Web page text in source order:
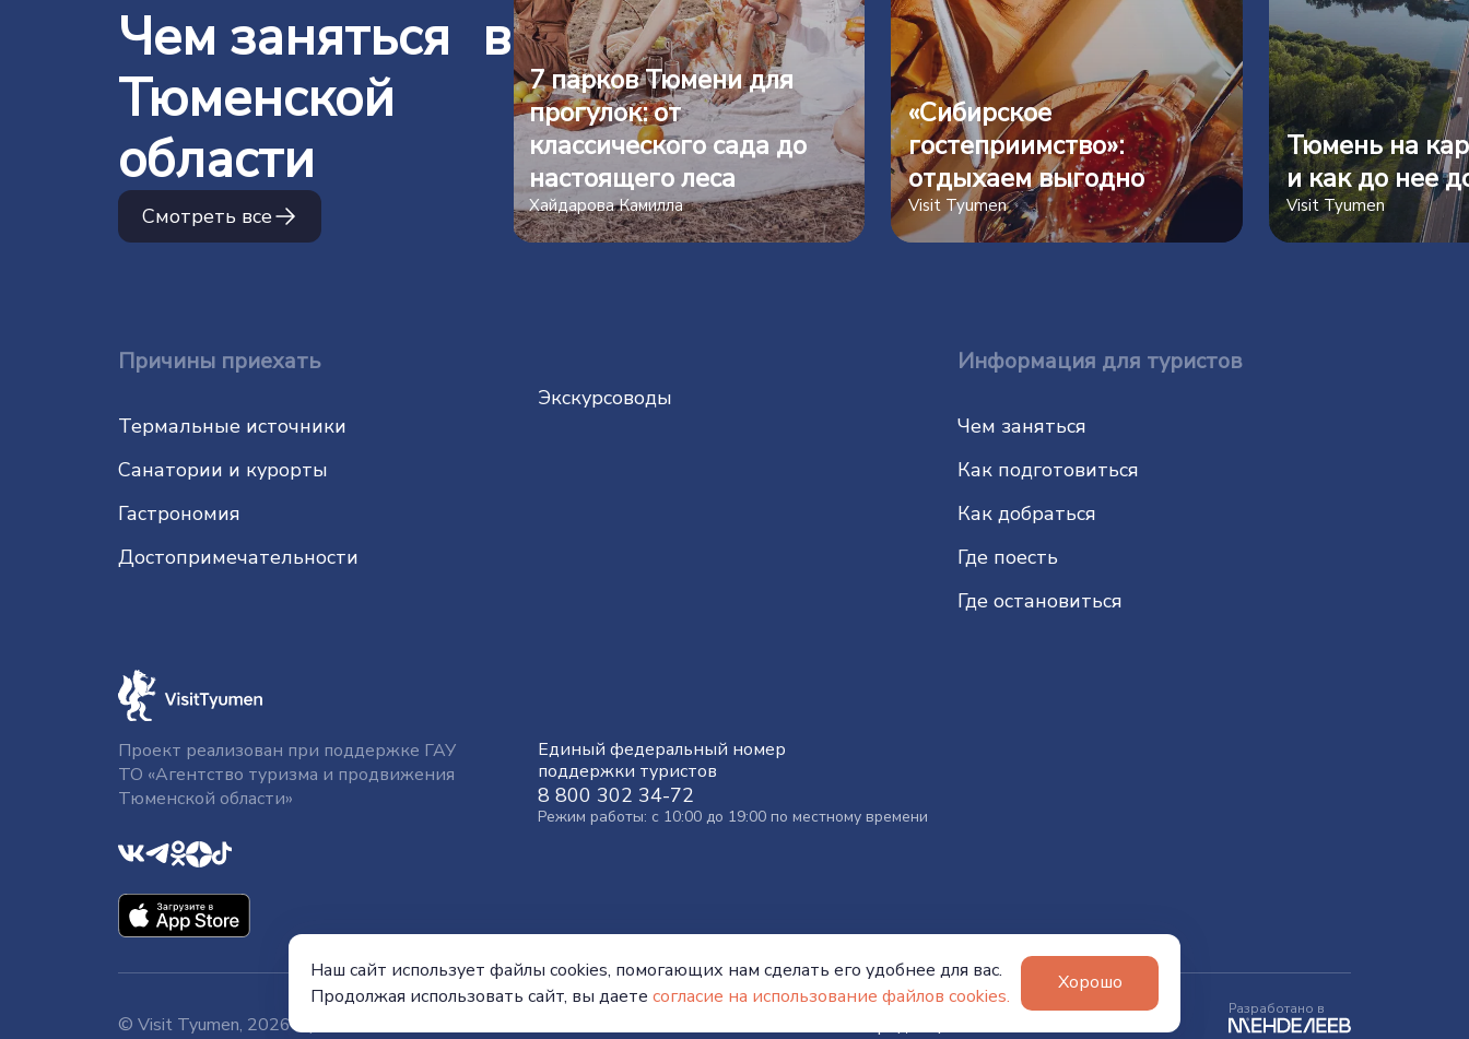
Чем заняться в
Тюменской
области
Смотреть все
7 парков Тюмени для
прогулок: от
классического сада до
настоящего леса
Хайдарова Камилла
«Сибирское
гостеприимство»:
отдыхаем выгодно
Visit Tyumen
Тюмень на
и как до нее
Visit Tyumen
Причины приехать
Термальные источники
Санатории и курорты
Гастрономия
До­сто­при­ме­ча­тель­нос­ти
Экскурсоводы
Информация для туристов
Чем заняться
Как подготовиться
Как добраться
Где поесть
Где остановиться
Проект реализован при поддержке ГАУ
ТО «Агентство туризма и продвижения
Тюменской области»
Единый федеральный номер
поддержки туристов
8 800 302 34-72
Режим работы: с 10:00 до 19:00 по местному времени
Официальный сайт
© Visit Tyumen, 2026
Разработано в
Наш сайт использует файлы cookies, помогающих нам сделать его удобнее для вас.
Продолжая использовать сайт, вы даете согласие на использование файлов cookies.
Хорошо